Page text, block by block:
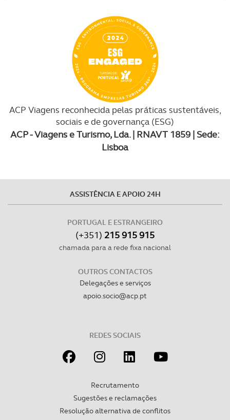
ACP Viagens reconhecida pelas práticas sustentáveis,
sociais e de governança (ESG)
ACP - Viagens e Turismo, Lda. | RNAVT 1859 | Sede:
Lisboa
ASSISTÊNCIA E APOIO 24H
PORTUGAL E ESTRANGEIRO
(+351) 215 915 915
chamada para a rede fixa nacional
OUTROS CONTACTOS
Delegações e serviços
apoio.socio@acp.pt
REDES SOCIAIS
Recrutamento
Sugestões e reclamações
Resolução alternativa de conflitos